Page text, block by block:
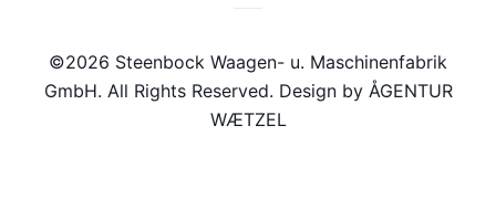
©2026 Steenbock Waagen- u. Maschinenfabrik
GmbH. All Rights Reserved. Design by ÅGENTUR
WÆTZEL